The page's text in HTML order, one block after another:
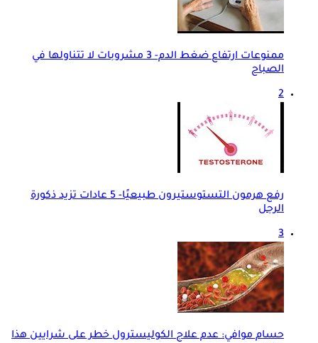
ممنوعات ارتفاع ضغط الدم- 3 مشروبات لا تتناولها في
الصباح
2
رفع هرمون التستوستيرون طبيعيًا- 5 عادات تزيد ذكورة
الرجل
3
حسام موافي: عدم علاج الكوليسترول خطر على شرايين هذا